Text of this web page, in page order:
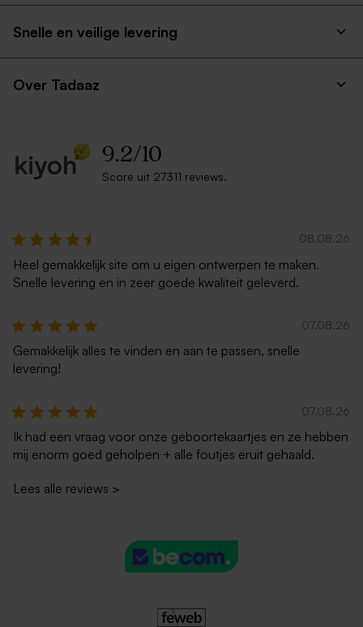
Snelle en veilige levering
Over Tadaaz
9.2/10
Score uit 27311 reviews.
08.08.26
Heel gemakkelijk site om u eigen ontwerpen te maken.
Snelle levering en in zeer goede kwaliteit geleverd.
07.08.26
Gemakkelijk alles te vinden en aan te passen, snelle
levering!
07.08.26
Ik had een vraag voor onze geboortekaartjes en ze hebben
mij enorm goed geholpen + alle foutjes eruit gehaald.
Lees alle reviews >